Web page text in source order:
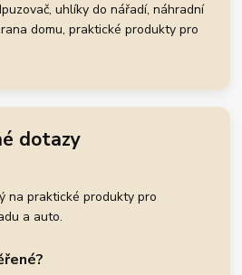
uhlíky do nářadí, náhradní
domu, praktické produkty pro
dotazy
na praktické produkty pro
a auto.